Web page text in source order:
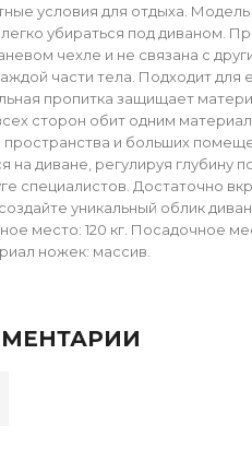
условия для отдыха.
убираться под диваном.
чехле и не связана с
части тела. Подходит
пропитка защищает
сторон обит одним
и больших
диване, регулируя глубину
специалистов. Достаточно
уникальный облик
место: 120 кг. Посадочное
ножек: массив.